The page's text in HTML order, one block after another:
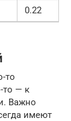
0.22
то
то — к
Важно
имеют